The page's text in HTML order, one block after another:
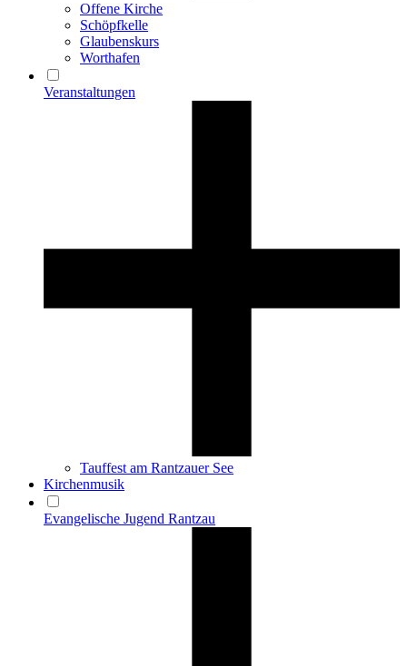
Offene Kirche
Schöpfkelle
Glaubenskurs
Worthafen
Veranstaltungen
Tauffest am Rantzauer See
Kirchenmusik
Evangelische Jugend Rantzau